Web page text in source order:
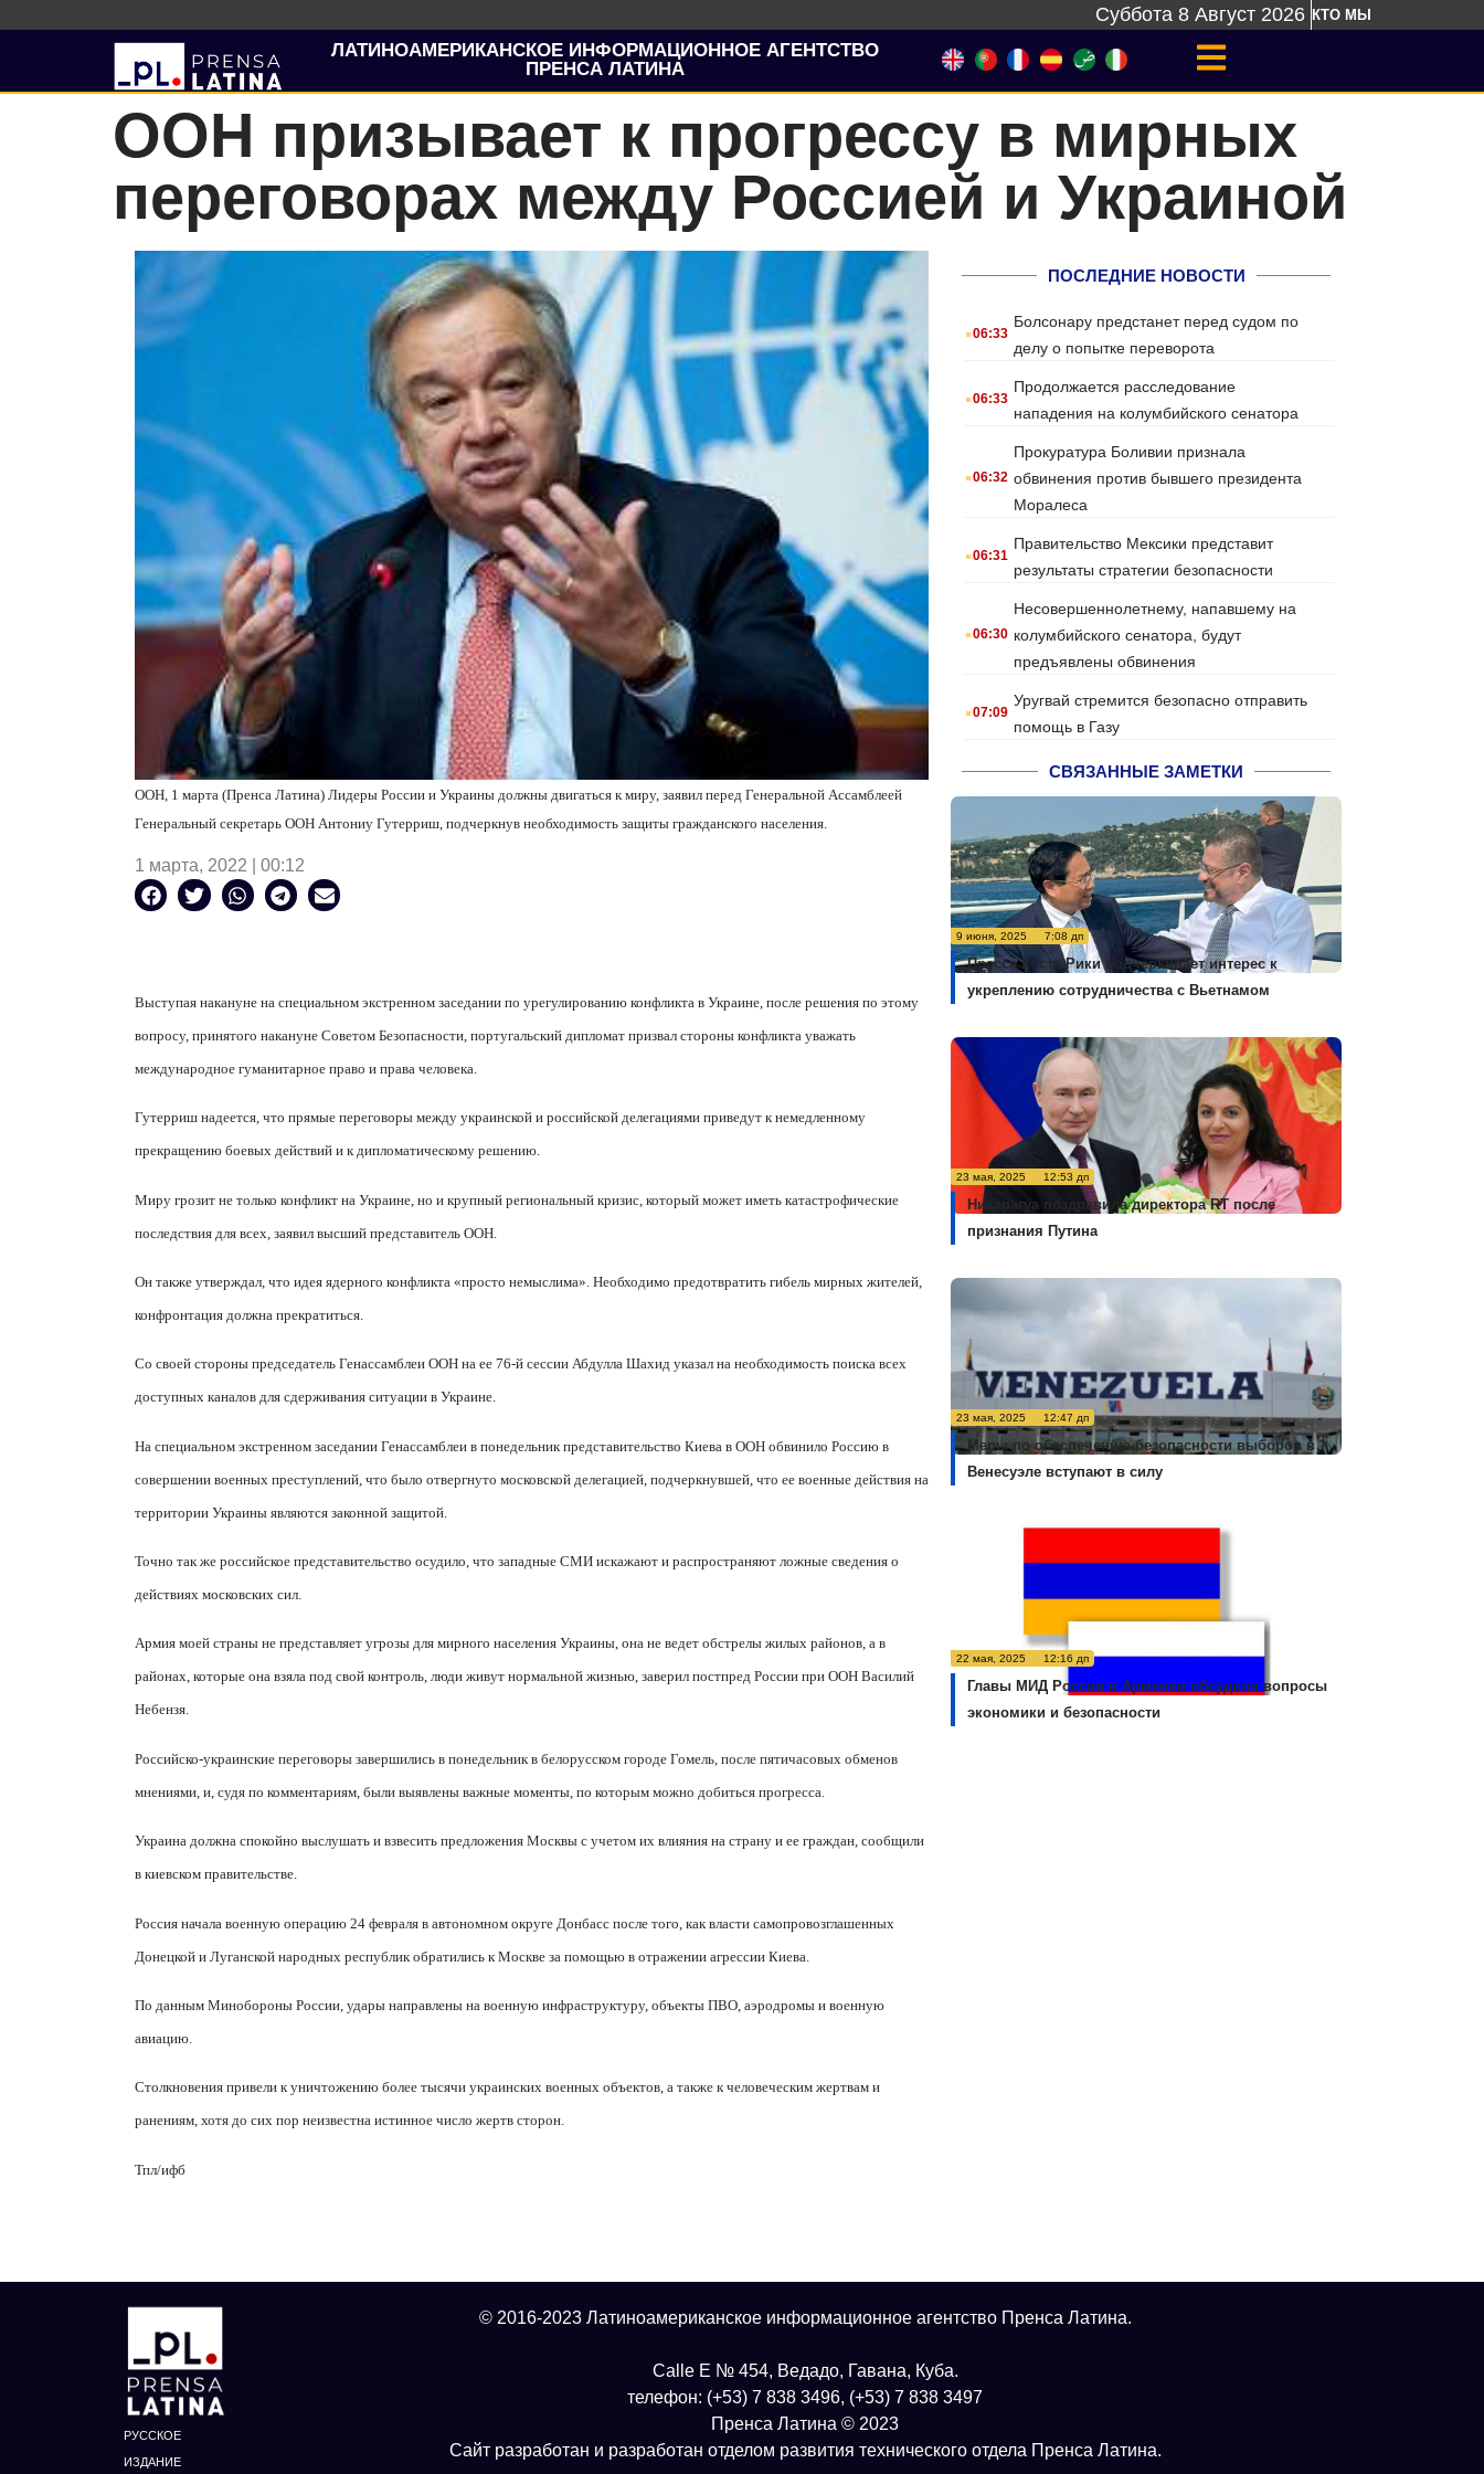
Суббота 8 Август 2026 КТО МЫ
ЛАТИНОАМЕРИКАНСКОЕ ИНФОРМАЦИОННОЕ АГЕНТСТВО
ПРЕНСА ЛАТИНА
ООН призывает к прогрессу в мирных
переговорах между Россией и Украиной
ООН, 1 марта (Пренса Латина) Лидеры России и Украины должны двигаться к миру, заявил перед Генеральной Ассамблеей
Генеральный секретарь ООН Антониу Гутерриш, подчеркнув необходимость защиты гражданского населения.
1 марта, 2022 | 00:12
Выступая накануне на специальном экстренном заседании по урегулированию конфликта в Украине, после решения по этому
вопросу, принятого накануне Советом Безопасности, португальский дипломат призвал стороны конфликта уважать
международное гуманитарное право и права человека.
Гутерриш надеется, что прямые переговоры между украинской и российской делегациями приведут к немедленному
прекращению боевых действий и к дипломатическому решению.
Миру грозит не только конфликт на Украине, но и крупный региональный кризис, который может иметь катастрофические
последствия для всех, заявил высший представитель ООН.
Он также утверждал, что идея ядерного конфликта «просто немыслима». Необходимо предотвратить гибель мирных жителей,
конфронтация должна прекратиться.
Со своей стороны председатель Генассамблеи ООН на ее 76-й сессии Абдулла Шахид указал на необходимость поиска всех
доступных каналов для сдерживания ситуации в Украине.
На специальном экстренном заседании Генассамблеи в понедельник представительство Киева в ООН обвинило Россию в
совершении военных преступлений, что было отвергнуто московской делегацией, подчеркнувшей, что ее военные действия на
территории Украины являются законной защитой.
Точно так же российское представительство осудило, что западные СМИ искажают и распространяют ложные сведения о
действиях московских сил.
Армия моей страны не представляет угрозы для мирного населения Украины, она не ведет обстрелы жилых районов, а в
районах, которые она взяла под свой контроль, люди живут нормальной жизнью, заверил постпред России при ООН Василий
Небензя.
Российско-украинские переговоры завершились в понедельник в белорусском городе Гомель, после пятичасовых обменов
мнениями, и, судя по комментариям, были выявлены важные моменты, по которым можно добиться прогресса.
Украина должна спокойно выслушать и взвесить предложения Москвы с учетом их влияния на страну и ее граждан, сообщили
в киевском правительстве.
Россия начала военную операцию 24 февраля в автономном округе Донбасс после того, как власти самопровозглашенных
Донецкой и Луганской народных республик обратились к Москве за помощью в отражении агрессии Киева.
По данным Минобороны России, удары направлены на военную инфраструктуру, объекты ПВО, аэродромы и военную
авиацию.
Столкновения привели к уничтожению более тысячи украинских военных объектов, а также к человеческим жертвам и
ранениям, хотя до сих пор неизвестна истинное число жертв сторон.
Тпл/ифб
ПОСЛЕДНИЕ НОВОСТИ
.06:33
Болсонару предстанет перед судом по
делу о попытке переворота
.06:33
Продолжается расследование
нападения на колумбийского сенатора
.06:32
Прокуратура Боливии признала
обвинения против бывшего президента
Моралеса
.06:31
Правительство Мексики представит
результаты стратегии безопасности
.06:30
Несовершеннолетнему, напавшему на
колумбийского сенатора, будут
предъявлены обвинения
.07:09
Уругвай стремится безопасно отправить
помощь в Газу
СВЯЗАННЫЕ ЗАМЕТКИ
9 июня, 2025 7:08 дп
Пресса Коста-Рики подчеркивает интерес к
укреплению сотрудничества с Вьетнамом
23 мая, 2025 12:53 дп
Никарагуа поздравила директора RT после
признания Путина
23 мая, 2025 12:47 дп
Меры по обеспечению безопасности выборов в
Венесуэле вступают в силу
22 мая, 2025 12:16 дп
Главы МИД России и Армении обсудили вопросы
экономики и безопасности
РУССКОЕ
ИЗДАНИЕ
© 2016-2023 Латиноамериканское информационное агентство Пренса Латина.
Calle E № 454, Ведадо, Гавана, Куба.
телефон: (+53) 7 838 3496, (+53) 7 838 3497
Пренса Латина © 2023
Сайт разработан и разработан отделом развития технического отдела Пренса Латина.